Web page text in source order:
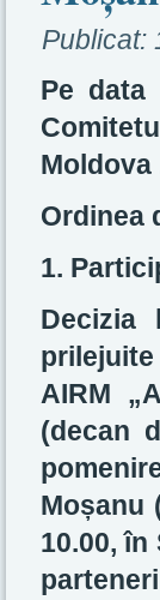
Publicat:
Pe
Moldova
Ordinea
1.
Decizia
AIRM
(decan
Moșanu
10.00,